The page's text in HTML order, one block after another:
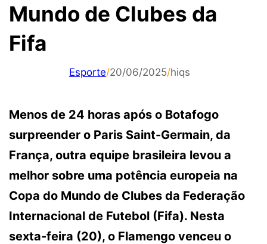
Mundo de Clubes da
Fifa
Esporte/20/06/2025/hiqs
Menos de 24 horas após o Botafogo
surpreender o Paris Saint-Germain, da
França, outra equipe brasileira levou a
melhor sobre uma potência europeia na
Copa do Mundo de Clubes da Federação
Internacional de Futebol (Fifa). Nesta
sexta-feira (20), o Flamengo venceu o